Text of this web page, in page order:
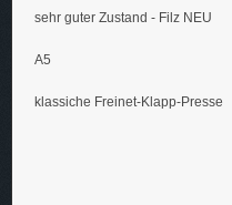
sehr guter Zustand - Filz NEU
A5
klassiche Freinet-Klapp-Presse